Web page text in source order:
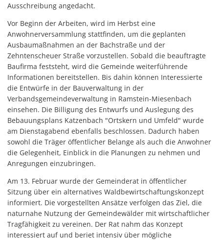
Ausschreibung angedacht.
Vor Beginn der Arbeiten, wird im Herbst eine
Anwohnerversammlung stattfinden, um die geplanten
Ausbaumaßnahmen an der Bachstraße und der
Zehntenscheuer Straße vorzustellen. Sobald die beauftragte
Baufirma feststeht, wird die Gemeinde weiterführende
Informationen bereitstellen. Bis dahin können Interessierte
die Entwürfe in der Bauverwaltung in der
Verbandsgemeindeverwaltung in Ramstein-Miesenbach
einsehen. Die Billigung des Entwurfs und Auslegung des
Bebauungsplans Katzenbach "Ortskern und Umfeld" wurde
am Dienstagabend ebenfalls beschlossen. Dadurch haben
sowohl die Träger öffentlicher Belange als auch die Anwohner
die Gelegenheit, Einblick in die Planungen zu nehmen und
Anregungen einzubringen.
Am 13. Februar wurde der Gemeinderat in öffentlicher
Sitzung über ein alternatives Waldbewirtschaftungskonzept
informiert. Die vorgestellten Ansätze verfolgen das Ziel, die
naturnahe Nutzung der Gemeindewälder mit wirtschaftlicher
Tragfähigkeit zu vereinen. Der Rat nahm das Konzept
interessiert auf und beriet intensiv über mögliche